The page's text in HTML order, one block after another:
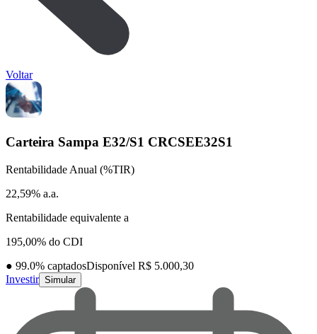
Voltar
Carteira Sampa E32/S1 CRCSEE32S1
Rentabilidade Anual (%TIR)
22,59% a.a.
Rentabilidade equivalente a
195,00% do CDI
● 99.0% captadosDisponível R$ 5.000,30
Investir Simular